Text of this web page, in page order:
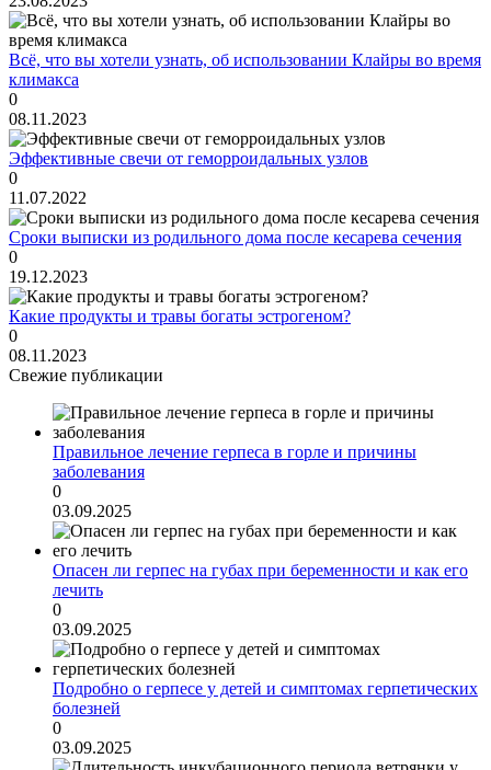
Всё, что вы хотели узнать, об использовании Клайры во время
климакса
0
08.11.2023
Эффективные свечи от геморроидальных узлов
0
11.07.2022
Сроки выписки из родильного дома после кесарева сечения
0
19.12.2023
Какие продукты и травы богаты эстрогеном?
0
08.11.2023
Свежие публикации
Правильное лечение герпеса в горле и причины
заболевания
0
03.09.2025
Опасен ли герпес на губах при беременности и как его
лечить
0
03.09.2025
Подробно о герпесе у детей и симптомах герпетических
болезней
0
03.09.2025